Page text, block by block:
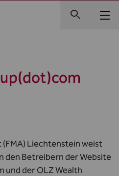
Liechtenstein weist
den Betreibern der Website
und der OLZ Wealth